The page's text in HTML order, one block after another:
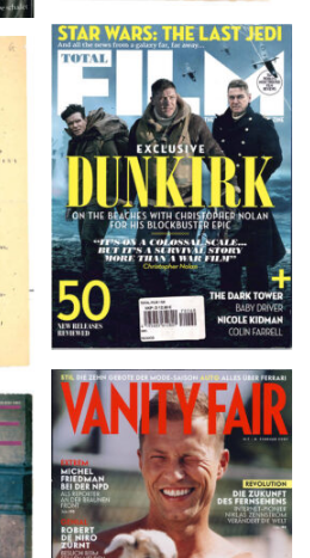
TOTAL FILM #260 –
SUMMER 2017
VANITY FAIR – Nr. 7 –
8. Februar 2007